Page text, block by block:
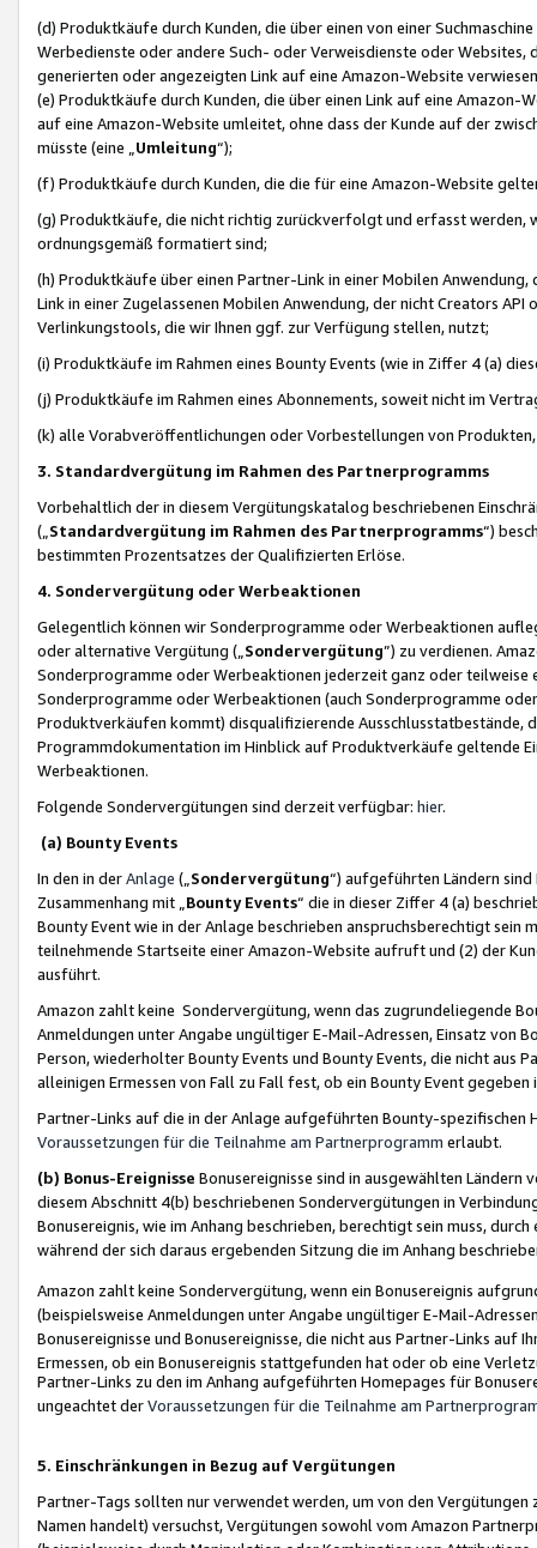
(d) Produktkäufe durch Kunden, die über einen von einer
Werbedienste oder andere Such- oder Verweisdienste oder Websites,
generierten oder angezeigten Link auf eine Amazon-Website
(e) Produktkäufe durch Kunden, die über einen Link auf eine
auf eine Amazon-Website umleitet, ohne dass der Kunde auf der
müsste (eine „ Umleitung“);
(f) Produktkäufe durch Kunden, die die für eine Amazon-Website
(g) Produktkäufe, die nicht richtig zurückverfolgt und erfasst werden,
ordnungsgemäß formatiert sind;
(h) Produktkäufe über einen Partner-Link in einer Mobilen
Link in einer Zugelassenen Mobilen Anwendung, der nicht Creators
Verlinkungstools, die wir Ihnen ggf. zur Verfügung stellen, nutzt;
(i) Produktkäufe im Rahmen eines Bounty Events (wie in Ziffer 4 (a)
(j) Produktkäufe im Rahmen eines Abonnements, soweit nicht im
(k) alle Vorabveröffentlichungen oder Vorbestellungen von
3. Standardvergütung im Rahmen des Partnerprogramms
Vorbehaltlich der in diesem Vergütungskatalog beschriebenen
(„ Standardvergütung im Rahmen des Partnerprogramms“)
bestimmten Prozentsatzes der Qualifizierten Erlöse.
4. Sondervergütung oder Werbeaktionen
Gelegentlich können wir Sonderprogramme oder Werbeaktionen
oder alternative Vergütung („ Sondervergütung”) zu verdienen.
Sonderprogramme oder Werbeaktionen jederzeit ganz oder
Sonderprogramme oder Werbeaktionen (auch Sonderprogramme
Produktverkäufen kommt) disqualifizierende Ausschlusstatbestände,
Programmdokumentation im Hinblick auf Produktverkäufe geltende
Werbeaktionen.
Folgende Sondervergütungen sind derzeit verfügbar: hier.
(a) Bounty Events
In den in derAnlage („ Sondervergütung“) aufgeführten Ländern
Zusammenhang mit „ Bounty Events“ die in dieser Ziffer 4 (a)
Bounty Event wie in der Anlage beschrieben anspruchsberechtigt sein
teilnehmende Startseite einer Amazon-Website aufruft und (2) der
ausführt.
Amazon zahlt keine Sondervergütung, wenn das zugrundeliegende
Anmeldungen unter Angabe ungültiger E-Mail-Adressen, Einsatz von
Person, wiederholter Bounty Events und Bounty Events, die nicht
alleinigen Ermessen von Fall zu Fall fest, ob ein Bounty Event
Partner-Links auf die in der Anlage aufgeführten Bounty-spezifischen
Voraussetzungen für die Teilnahme am Partnerprogramm erlaubt.
(b) Bonus-Ereignisse Bonusereignisse sind in ausgewählten Ländern
diesem Abschnitt 4(b) beschriebenen Sondervergütungen in
Bonusereignis, wie im Anhang beschrieben, berechtigt sein muss,
während der sich daraus ergebenden Sitzung die im Anhang
Amazon zahlt keine Sondervergütung, wenn ein Bonusereignis
(beispielsweise Anmeldungen unter Angabe ungültiger E-Mail-
Bonusereignisse und Bonusereignisse, die nicht aus Partner-Links auf
Ermessen, ob ein Bonusereignis stattgefunden hat oder ob eine
Partner-Links zu den im Anhang aufgeführten Homepages für
ungeachtet derVoraussetzungen für die Teilnahme am
5. Einschränkungen in Bezug auf Vergütungen
Partner-Tags sollten nur verwendet werden, um von den
Namen handelt) versuchst, Vergütungen sowohl vom Amazon